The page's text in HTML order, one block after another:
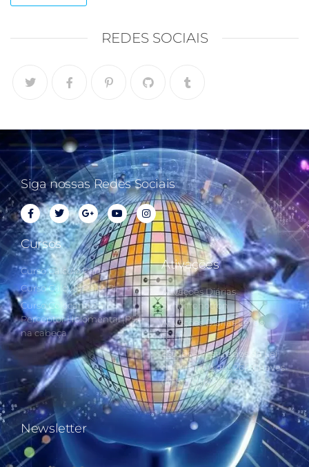
REDES SOCIAIS
Siga nossas Redes Sociais
Cursos
Curso Cálculo Parte 1
Curso Cálculo Parte 2
Curso Colocando o
Perceptor Holomental (PH)
na cabeça
Ativações
Ativações Diárias
Synchronotron
Ativações Diárias Lei do
Tempo
Estudos Postulados da Lei
do Tempo e das 260 Chaves
do Synchronotron
Newsletter